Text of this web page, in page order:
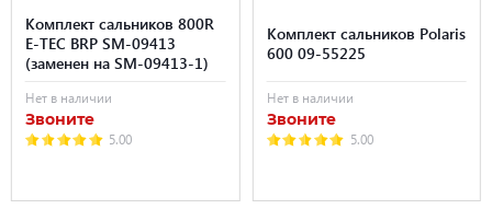
Комплект сальников 800R
E-TEC BRP SM-09413
(заменен на SM-09413-1)
Нет в наличии
Звоните
5.00
Комплект сальников Polaris
600 09-55225
Нет в наличии
Звоните
5.00